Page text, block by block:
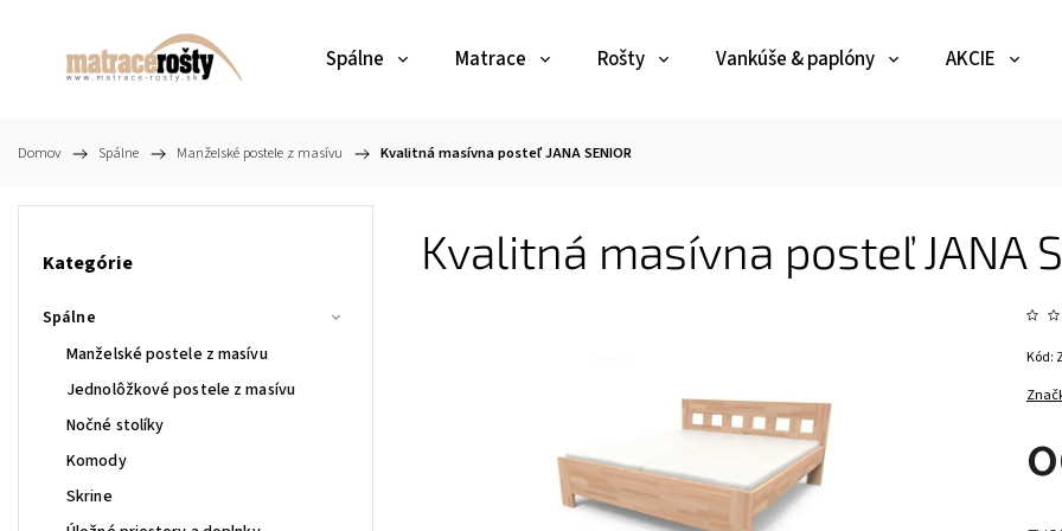
Spálne Matrace Rošty Vankúše & paplóny AKCIE
Domov / Spálne / Manželské postele z masívu / Kvalitná masívna posteľ JANA SENIOR
Kategórie
Spálne
Manželské postele z masívu
Jednolôžkové postele z masívu
Nočné stolíky
Komody
Skrine
Kvalitná masívna posteľ JANA
Kód: